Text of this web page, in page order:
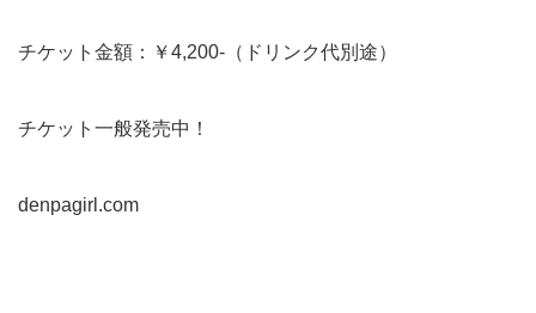
チケット金額：￥4,200-（ドリンク代別途）
チケット一般発売中！
denpagirl.com